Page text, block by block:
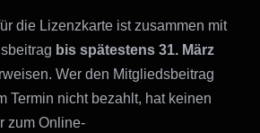
die Lizenzkarte ist zusammen mit
bis spätestens 31. März
Wer den Mitgliedsbeitrag
Termin nicht bezahlt, hat keinen
zum Online-